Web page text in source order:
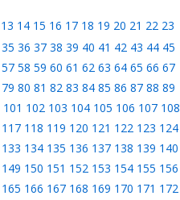
13 14 15 16 17 18 19 20 21 22 23
35 36 37 38 39 40 41 42 43 44 45
57 58 59 60 61 62 63 64 65 66 67
79 80 81 82 83 84 85 86 87 88 89
101 102 103 104 105 106 107 108
117 118 119 120 121 122 123 124
133 134 135 136 137 138 139 140
149 150 151 152 153 154 155 156
165 166 167 168 169 170 171 172